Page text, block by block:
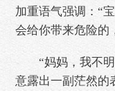
加重语气强调：“
会给你带来危险的
“妈妈，我不明
意露出一副茫然的